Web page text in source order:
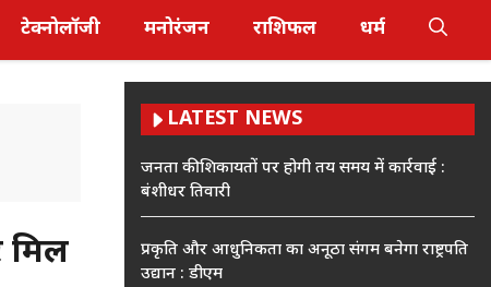
टेक्नोलॉजी मनोरंजन राशिफल धर्म
मिल
LATEST NEWS
जनता की शिकायतों पर होगी तय समय में कार्रवाई :
बंशीधर तिवारी
प्रकृति और आधुनिकता का अनूठा संगम बनेगा राष्ट्रपति
उद्यान : डीएम